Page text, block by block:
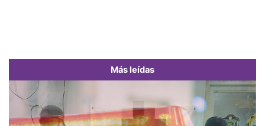
Más leídas